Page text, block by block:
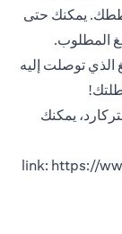
يمكنك حتى
المطلوب.
الذي توصلت إليه
يمكنك
link: https://